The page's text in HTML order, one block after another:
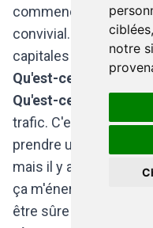
notre
commence à
convivial. Ce que l'on
capitales comme
Qu'est-ce qui est
Qu'est-ce qui vous
trafic. C'est tout le
prendre un maximum
mais il y a des
ça m'énerve de devoir
être sûre d'être à